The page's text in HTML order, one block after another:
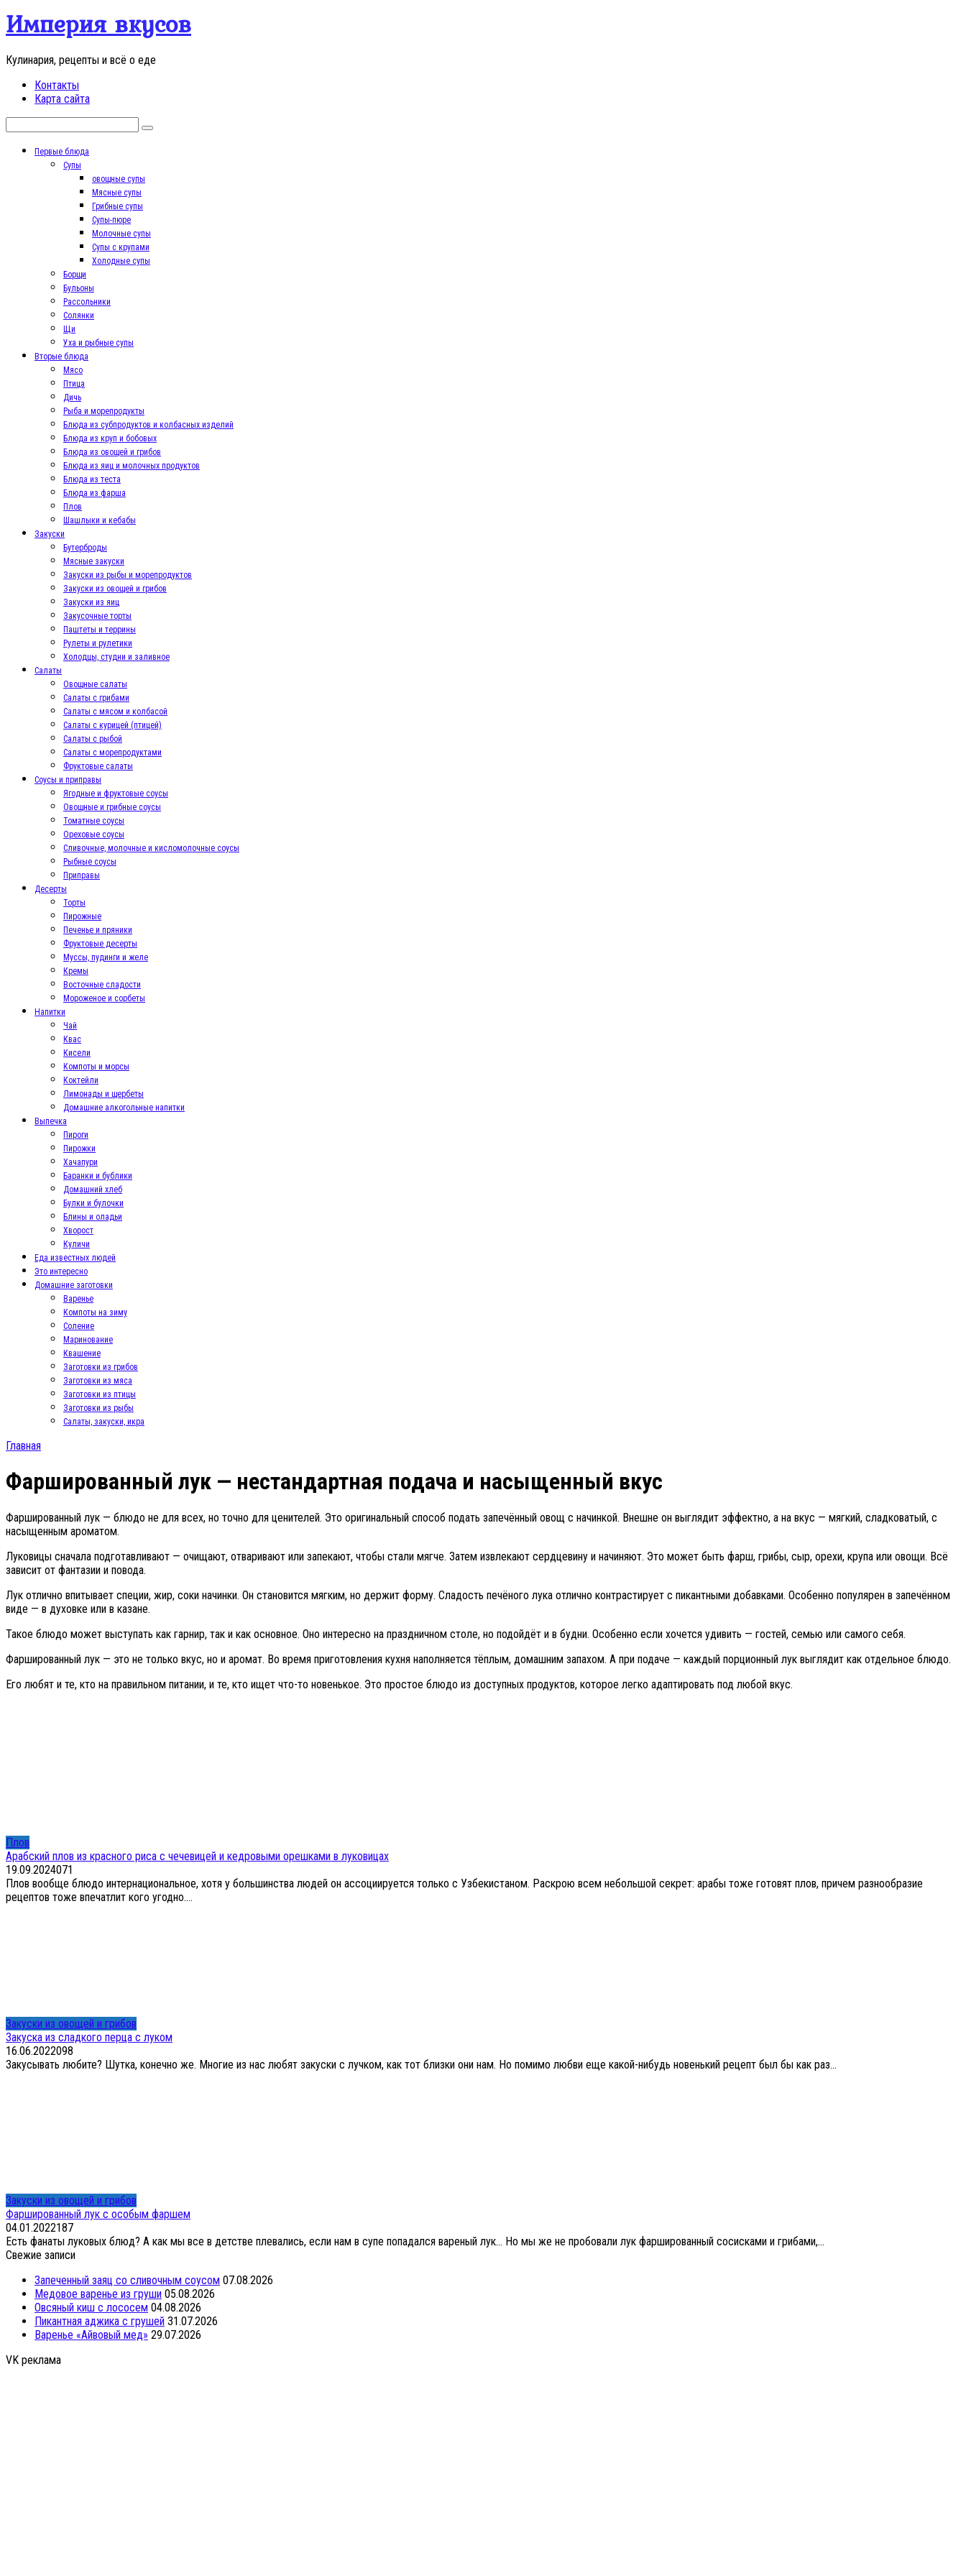
Перейти
контенту
Империя вкусов
Кулинария, рецепты и всё о еде
Контакты
Карта сайта
Первые блюда
Супы
овощные супы
Мясные супы
Грибные супы
Супы-пюре
Молочные супы
Супы с крупами
Холодные супы
Борщи
Бульоны
Рассольники
Солянки
Щи
Уха и рыбные супы
Вторые блюда
Мясо
Птица
Дичь
Рыба и морепродукты
Блюда из субпродуктов и колбасных изделий
Блюда из круп и бобовых
Блюда из овощей и грибов
Блюда из яиц и молочных продуктов
Блюда из теста
Блюда из фарша
Плов
Шашлыки и кебабы
Закуски
Бутерброды
Мясные закуски
Закуски из рыбы и морепродуктов
Закуски из овощей и грибов
Закуски из яиц
Закусочные торты
Паштеты и террины
Рулеты и рулетики
Холодцы, студни и заливное
Салаты
Овощные салаты
Салаты с грибами
Салаты с мясом и колбасой
Салаты с курицей (птицей)
Салаты с рыбой
Салаты с морепродуктами
Фруктовые салаты
Соусы и приправы
Ягодные и фруктовые соусы
Овощные и грибные соусы
Томатные соусы
Ореховые соусы
Сливочные, молочные и кисломолочные соусы
Рыбные соусы
Приправы
Десерты
Торты
Пирожные
Печенье и пряники
Фруктовые десерты
Муссы, пудинги и желе
Кремы
Восточные сладости
Мороженое и сорбеты
Напитки
Чай
Квас
Кисели
Компоты и морсы
Коктейли
Лимонады и щербеты
Домашние алкогольные напитки
Выпечка
Пироги
Пирожки
Хачапури
Баранки и бублики
Домашний хлеб
Булки и булочки
Блины и оладьи
Хворост
Куличи
Еда известных людей
Это интересно
Домашние заготовки
Варенье
Компоты на зиму
Соление
Маринование
Квашение
Заготовки из грибов
Заготовки из мяса
Заготовки из птицы
Заготовки из рыбы
Салаты, закуски, икра
Главная
Фаршированный лук — нестандартная подача и насыщенный вкус
Фаршированный лук — блюдо не для всех, но точно для ценителей. Это оригинальный способ подать запечённый овощ с начинкой. Внешне он выглядит эффектно, а на вкус — мягкий, сладковатый, с
насыщенным ароматом.
Луковицы сначала подготавливают — очищают, отваривают или запекают, чтобы стали мягче. Затем извлекают сердцевину и начиняют. Это может быть фарш, грибы, сыр, орехи, крупа или овощи. Всё
зависит от фантазии и повода.
Лук отлично впитывает специи, жир, соки начинки. Он становится мягким, но держит форму. Сладость печёного лука отлично контрастирует с пикантными добавками. Особенно популярен в запечённом
виде — в духовке или в казане.
Такое блюдо может выступать как гарнир, так и как основное. Оно интересно на праздничном столе, но подойдёт и в будни. Особенно если хочется удивить — гостей, семью или самого себя.
Фаршированный лук — это не только вкус, но и аромат. Во время приготовления кухня наполняется тёплым, домашним запахом. А при подаче — каждый порционный лук выглядит как отдельное блюдо.
Его любят и те, кто на правильном питании, и те, кто ищет что-то новенькое. Это простое блюдо из доступных продуктов, которое легко адаптировать под любой вкус.
Плов
Арабский плов из красного риса с чечевицей и кедровыми орешками в луковицах
19.09.2024071
Плов вообще блюдо интернациональное, хотя у большинства людей он ассоциируется только с Узбекистаном. Раскрою всем небольшой секрет: арабы тоже готовят плов, причем разнообразие
рецептов тоже впечатлит кого угодно....
Закуски из овощей и грибов
Закуска из сладкого перца с луком
16.06.2022098
Закусывать любите? Шутка, конечно же. Многие из нас любят закуски с лучком, как тот близки они нам. Но помимо любви еще какой-нибудь новенький рецепт был бы как раз...
Закуски из овощей и грибов
Фаршированный лук с особым фаршем
04.01.2022187
Есть фанаты луковых блюд? А как мы все в детстве плевались, если нам в супе попадался вареный лук… Но мы же не пробовали лук фаршированный сосисками и грибами,...
Свежие записи
Запеченный заяц со сливочным соусом 07.08.2026
Медовое варенье из груши 05.08.2026
Овсяный киш с лососем 04.08.2026
Пикантная аджика с грушей 31.07.2026
Варенье «Айвовый мед» 29.07.2026
VK реклама